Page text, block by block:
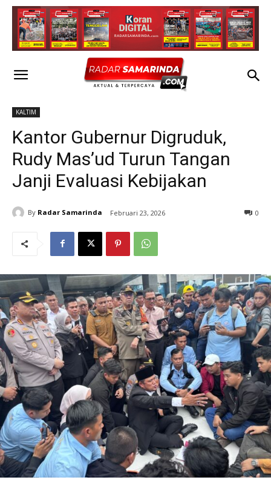
KALTIM
Kantor Gubernur Digruduk,
Rudy Mas’ud Turun Tangan
Janji Evaluasi Kebijakan
By Radar Samarinda Februari 23, 2026 0